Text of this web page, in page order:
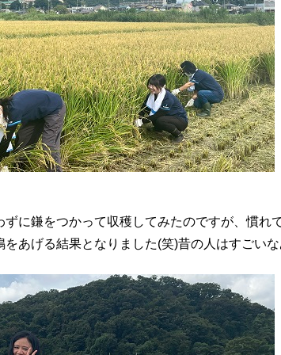
ずに鎌をつかって収穫してみたのですが、慣れ
あげる結果となりました(笑)昔の人はすごいな